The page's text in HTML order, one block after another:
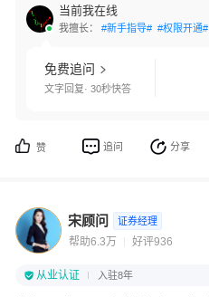
当前我在线
我擅长： #新手指导# #权限开通#
免费追问
文字回复· 30秒快答
赞 追问 分享
宋顾问 证券经理
帮助6.3万 好评936
从业认证 入驻8年